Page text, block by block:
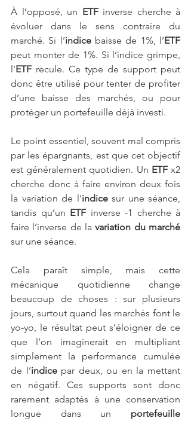
À l’opposé, un ETF inverse cherche à
évoluer dans le sens contraire du
marché. Si l’indice baisse de 1%, l’
peut monter de 1%. Si l’indice grimpe,
l’ETF recule. Ce type de support peut
donc être utilisé pour tenter de profiter
d’une baisse des marchés, ou pour
protéger un portefeuille déjà investi.
Le point essentiel, souvent mal compris
par les épargnants, est que cet objectif
est généralement quotidien. Un ETF x2
cherche donc à faire environ deux fois
la variation de l’indice sur une séance,
tandis qu’un ETF inverse -1 cherche à
faire l’inverse de la variation du marché
sur une séance.
Cela paraît simple, mais cette
mécanique quotidienne change
beaucoup de choses : sur plusieurs
jours, surtout quand les marchés font le
yo-yo, le résultat peut s’éloigner de ce
que l’on imaginerait en multipliant
simplement la performance cumulée
de l’indice par deux, ou en la mettant
en négatif. Ces supports sont donc
rarement adaptés à une conservation
longue dans un portefeuille